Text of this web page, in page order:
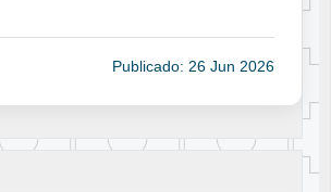
Publicado: 26 Jun 2026